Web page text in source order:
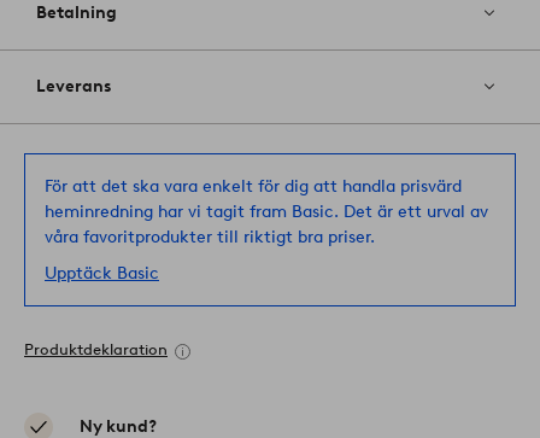
Betalning
Leverans
För att det ska vara enkelt för dig att handla prisvärd
heminredning har vi tagit fram Basic. Det är ett urval av
våra favoritprodukter till riktigt bra priser.
Upptäck Basic
Produktdeklaration
Ny kund?